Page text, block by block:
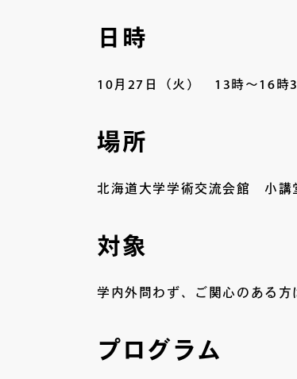
日時
10月27日（火） 13時～16時
場所
北海道大学学術交流会館 小講
対象
学内外問わず、ご関心のある
プログラム